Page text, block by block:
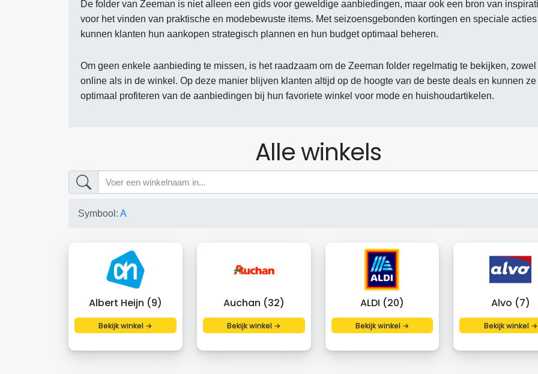
De folder van Zeeman is niet alleen een gids voor geweldige aanbiedingen, maar ook een bron van
voor het vinden van praktische en modebewuste items. Met seizoensgebonden kortingen en speciale acties
kunnen klanten hun aankopen strategisch plannen en hun budget optimaal beheren.
Om geen enkele aanbieding te missen, is het raadzaam om de Zeeman folder regelmatig te bekijken, zowel
online als in de winkel. Op deze manier blijven klanten altijd op de hoogte van de beste deals en kunnen ze
optimaal profiteren van de aanbiedingen bij hun favoriete winkel voor mode en huishoudartikelen.
Alle winkels
Symbool: A
Albert Heijn (9)
Bekijk winkel →
Auchan (32)
Bekijk winkel →
ALDI (20)
Bekijk winkel →
Alvo (7)
Bekijk winkel →